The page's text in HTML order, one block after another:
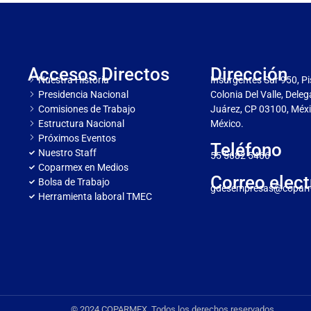
Accesos Directos
Nuestra Historia
Presidencia Nacional
Comisiones de Trabajo
Estructura Nacional
Próximos Eventos
Nuestro Staff
Coparmex en Medios
Bolsa de Trabajo
Herramienta laboral TMEC
Dirección
Insurgentes Sur 950,
Colonia Del Valle,
Juárez, CP 03100,
México.
Teléfono
55 5682 5466
Correo